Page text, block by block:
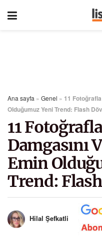
Ana sayfa » Genel » 11
Olduğumuz Yeni Trend: Flash
11
Damgasını
Emin
Trend:
Hilal Şefkatli